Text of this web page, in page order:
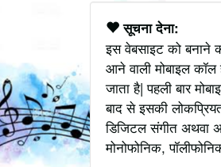
सूचना देना:
इस वेबसाइट को बनाने
आने वाली मोबाइल
जाता है| पहली बार
बाद से इसकी
डिजिटल संगीत अथवा
मोनोफोनिक,